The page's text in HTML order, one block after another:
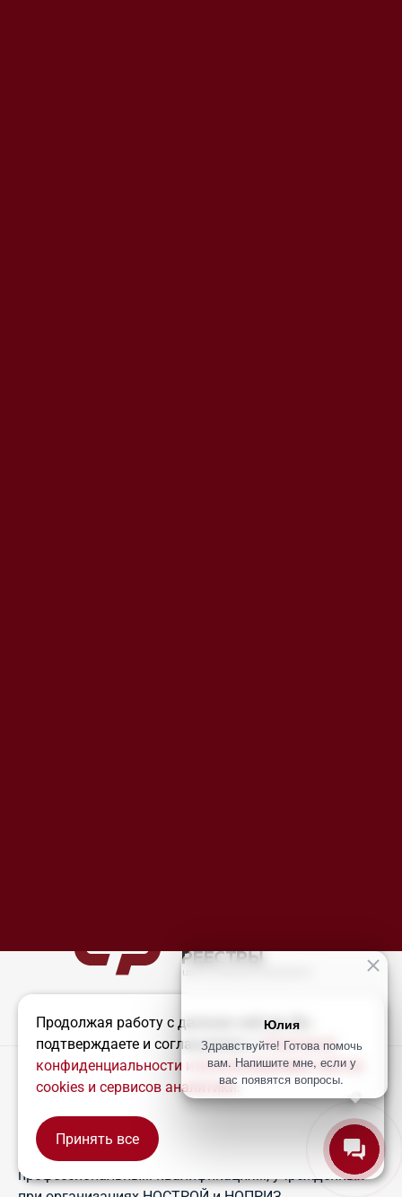
Юлия
Здравствуйте! Готова помочь
вам. Напишите мне, если у
вас появятся вопросы.
Процедура получения независимой
квалификационной оценки возможна исключительно
в аккредитованных учреждениях, известных как
Центры оценки квалификации (ЦОК). Эти центры
должны иметь разрешение на проведение такой
оценки от соответствующих Советов по
профессиональным квалификациям, учрежденных
© СТРОИТЕЛЬНЫЕ РЕЕСТРЫ, 2026
Продолжая работу с данным сайтом, Вы
подтверждаете и соглашаетесь сПолитикой
конфиденциальности и использованием сайтом
cookies и сервисов аналитики
Принять все